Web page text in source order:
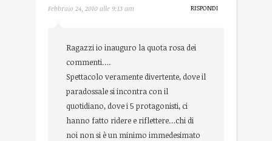
Febbraio 24, 2010 alle 9:13 am
Ragazzi io inauguro la quota rosa dei
commenti….
Spettacolo veramente divertente, dove il
paradossale si incontra con il
quotidiano, dove i 5 protagonisti, ci
hanno fatto ridere e riflettere…chi di
noi non si è un minimo immedesimato
RISPONDI